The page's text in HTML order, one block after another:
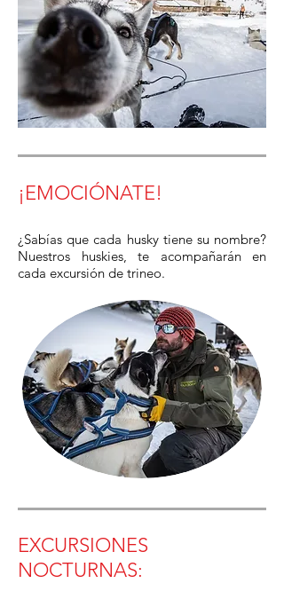
¡EMOCIÓNATE!
¿Sabías que cada husky tiene su nombre?
Nuestros huskies, te acompañarán en
cada excursión de trineo.
EXCURSIONES
NOCTURNAS: